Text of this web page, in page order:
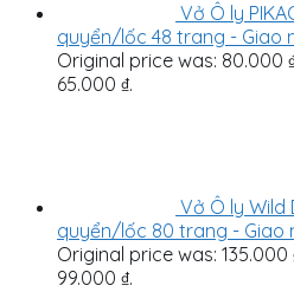
Vở Ô ly
quyển/lốc 48 trang - Giao
Original price was: 80.000
65.000 ₫.
Vở Ô ly Wild
quyển/lốc 80 trang - Giao
Original price was: 135.000
99.000 ₫.